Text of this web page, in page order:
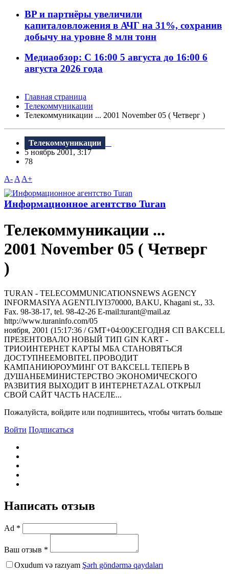
BP и партнёры увеличили
капиталовложения в АЧГ на 31%, сохранив
добычу на уровне 8 млн тонн
Медиаобзор: С 16:00 5 августа до 16:00 6
августа 2026 года
Главная страница
Телекоммуникации
Телекоммуникации ... 2001 November 05 ( Четверг )
Телекоммуникации
5 ноябрь 2001, 3:17
78
A- A A+
Информационное агентство Turan
Телекоммуникации ...
2001 November 05 ( Четверг
)
TURAN - TELECOMMUNICATIONSNEWS AGENCY
INFORMASIYA AGENTLIYI370000, BAKU, Khagani st., 33.
Fax. 98-38-17, tel. 98-42-26 E-mail:turant@mail.az
http://www.turaninfo.com/05
ноября, 2001 (15:17:36 / GMT+04:00)СЕГОДНЯ СП BAKCELL
ПРЕЗЕНТОВАЛО НОВЫЙ ТИП GIN KART -
ТРИОИНТЕРНЕТ КАРТЫ МБА СТАНОВЯТЬСЯ
ДОСТУПНЕЕMOBITEL ПРОВОДИТ
КАМПАНИЮРОУМИНГ ОТ BAKCELL ТЕПЕРЬ В
ДУШАНБЕМИНИСТЕРСТВО ЭКОНОМИЧЕСКОГО
РАЗВИТИЯ ВЫХОДИТ В ИНТЕРНЕТAZAL ОТКРЫЛ
СВОЙ САЙТ ЧАСТЬ НАСЕЛЕ...
Пожалуйста, войдите или подпишитесь, чтобы читать больше
Войти Подписаться
Написать отзыв
Ad *
Ваш отзыв *
Oxudum və razıyam Şərh göndərmə qaydaları